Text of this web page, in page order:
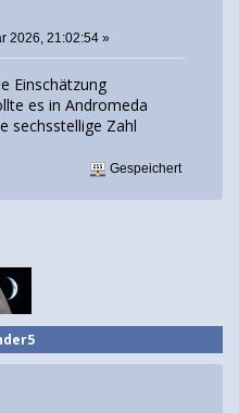
2026, 21:02:54 »
Einschätzung
es in Andromeda
sechsstellige Zahl
Gespeichert